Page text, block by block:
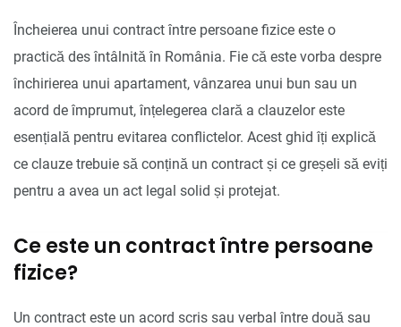
Încheierea unui contract între persoane fizice este o
practică des întâlnită în România. Fie că este vorba despre
închirierea unui apartament, vânzarea unui bun sau un
acord de împrumut, înțelegerea clară a clauzelor este
esențială pentru evitarea conflictelor. Acest ghid îți explică
ce clauze trebuie să conțină un contract și ce greșeli să eviți
pentru a avea un act legal solid și protejat.
Ce este un contract între persoane
fizice?
Un contract este un acord scris sau verbal între două sau